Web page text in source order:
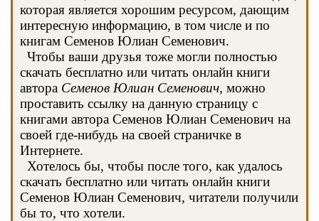
которая является хорошим ресурсом, дающим
интересную информацию, в том числе и по
книгам Семенов Юлиан Семенович.
Чтобы ваши друзья тоже могли полностью
скачать бесплатно или читать онлайн книги
автора Семенов Юлиан Семенович, можно
проставить ссылку на данную страницу с
книгами автора Семенов Юлиан Семенович на
своей где-нибудь на своей страничке в
Интернете.
Хотелось бы, чтобы после того, как удалось
скачать бесплатно или читать онлайн книги
Семенов Юлиан Семенович, читатели получили
бы то, что хотели.